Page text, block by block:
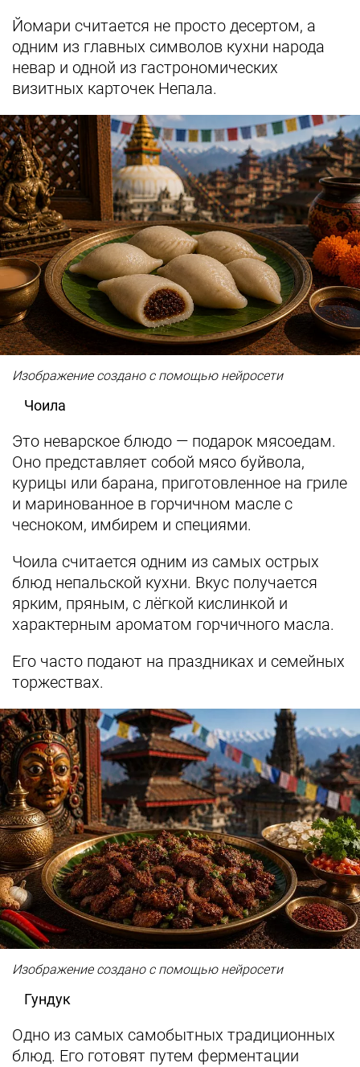
Йомари считается не просто десертом, а
одним из главных символов кухни народа
невар и одной из гастрономических
визитных карточек Непала.
Изображение создано с помощью нейросети
Чоила
Это неварское блюдо — подарок мясоедам.
Оно представляет собой мясо буйвола,
курицы или барана, приготовленное на гриле
и маринованное в горчичном масле с
чесноком, имбирем и специями.
Чоила считается одним из самых острых
блюд непальской кухни. Вкус получается
ярким, пряным, с лёгкой кислинкой и
характерным ароматом горчичного масла.
Его часто подают на праздниках и семейных
торжествах.
Изображение создано с помощью нейросети
Гундук
Одно из самых самобытных традиционных
блюд. Его готовят путем ферментации